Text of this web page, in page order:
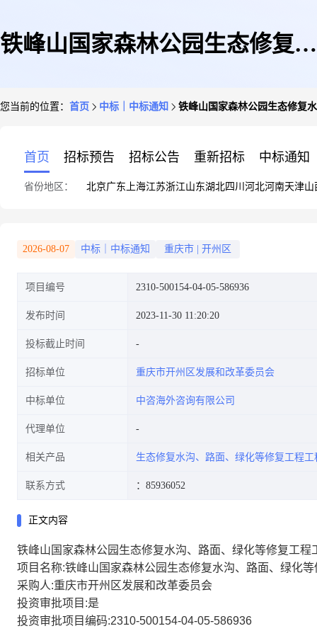
铁峰山国家森林公园生态修复水
您当前的位置： 首页 中标｜中标通知 铁峰山国家森林公园生态修复
首页 招标预告 招标公告 重新招标 中标通知
省份地区： 北京广东 上海江苏浙江山东湖北四川 河北河南天津山
2026-08-07 中标｜中标通知 重庆市 开州区
项目编号 2310-500154-04-05-586936
发布时间 2023-11-30 11:20:20
投标截止时间
招标单位 重庆市开州区发展和改革委员会
中标单位 中咨海外咨询有限公司
代理单位
相关产品 生态修复水沟、路面、绿化等修复工程工
联系方式 ：85936052
正文内容
铁峰山国家森林公园生态修复水沟、路面、绿化等修复工程
项目名称:铁峰山国家森林公园生态修复水沟、路面、绿化
采购人:重庆市开州区发展和改革委员会
投资审批项目:是
投资审批项目编码:2310-500154-04-05-586936